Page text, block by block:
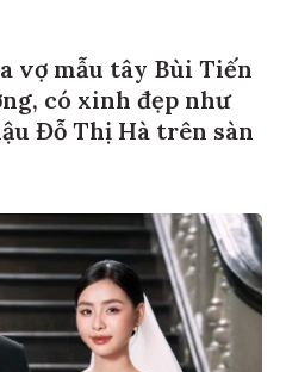
vợ mẫu tây Bùi Tiến
có xinh đẹp như
Đỗ Thị Hà trên sàn